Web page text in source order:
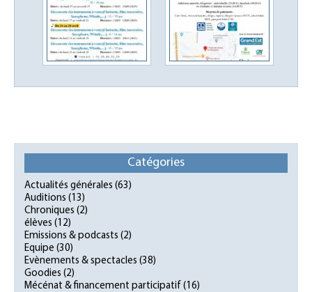
Catégories
Actualités générales (63)
Auditions (13)
Chroniques (2)
élèves (12)
Emissions & podcasts (2)
Equipe (30)
Evènements & spectacles (38)
Goodies (2)
Mécénat & financement participatif (16)